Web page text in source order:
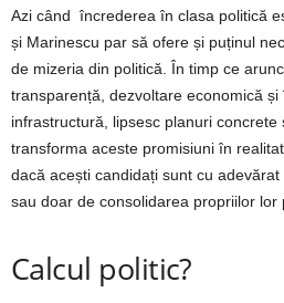
Azi când încrederea în clasa politică
și Marinescu par să ofere și puținul
de mizeria din politică. În timp ce
transparență, dezvoltare economică
infrastructură, lipsesc planuri concrete
transforma aceste promisiuni în
dacă acești candidați sunt cu
sau doar de consolidarea propriilor lor
Calcul politic?